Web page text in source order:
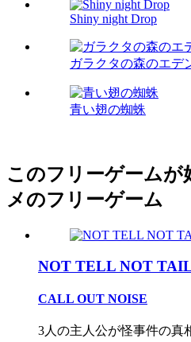
Shiny night Drop
ガラクタの森のエデ
青い翅の蜘蛛
このフリーゲームが
メのフリーゲーム
NOT TELL NOT
CALL OUT NOISE
3人の主人公が怪事件の真